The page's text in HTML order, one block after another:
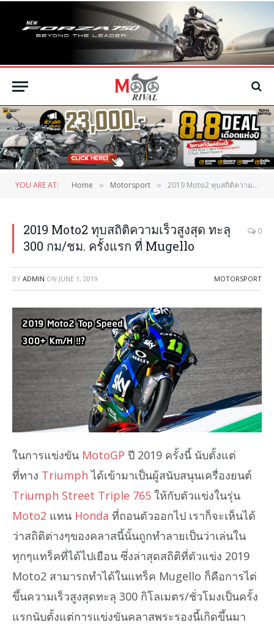
YOU ARE AT: Home » Motorsport » 2019 Moto2 ทุบสถิติความเร็วสูงสุด ทะลุ 300 กม/ชม. ครั้งแรก ที่ Mugello
2019 Moto2 ทุบสถิติความเร็วสูงสุด ทะลุ
300 กม/ชม. ครั้งแรก ที่ Mugello
0
BY ADMIN ON JUNE 1, 2019 MOTORSPORT
ในการแข่งขัน MotoGP ปี 2019 ครั้งนี้ นับตั้งแต่
ที่ทาง Triumph ได้เข้ามาเป็นผู้สนับสนุนเครื่องยนต์
Triumph Street Triple 765 ให้กับตัวแข่งในรุ่น
Moto2 แทน Honda ที่ถอนตัวออกไป เราก็จะเห็นได้
ว่าสถิติต่างๆของคลาสนี้นั้นถูกทำลายเป็นว่าเล่นใน
ทุกๆแทร็คที่ได้ไปเยือน ซึ่งล่าสุดสถิติที่ตัวแข่ง 2019
Moto2 สามารถทำได้ในแทร็ค Mugello ก็คือการไต่
ขึ้นความเร็วสูงสุดทะลุ 300 กิโลเมตร/ชั่วโมงเป็นครั้ง
แรกนับตั้งแต่การแข่งขันคลาสพระรองนี้เกิดขึ้นมา